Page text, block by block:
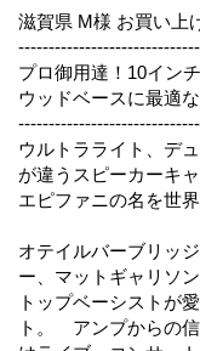
滋賀県 M様 お買い上
プロ御用達！10イン
ウッドベースに最適
ウルトラライト、デ
が違うスピーカーキ
エピファニの名を世
オテイルバーブリッ
ー、マットギャリソ
トップベーシストが
ト。 アンプからの